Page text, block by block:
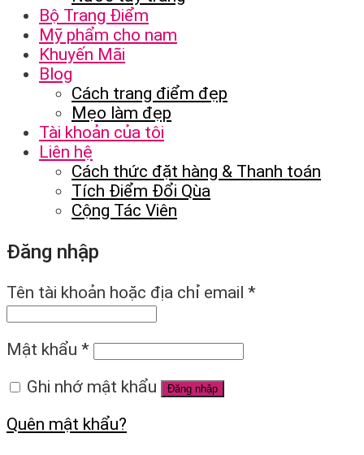
Bộ Trang Điểm
Mỹ phẩm cho nam
Khuyến Mãi
Blog
Cách trang điểm đẹp
Mẹo làm đẹp
Tài khoản của tôi
Liên hệ
Cách thức đặt hàng & Thanh toán
Tích Điểm Đổi Qùa
Cộng Tác Viên
Đăng nhập
Tên tài khoản hoặc địa chỉ email *
Mật khẩu *
Ghi nhớ mật khẩu
Đăng nhập
Quên mật khẩu?